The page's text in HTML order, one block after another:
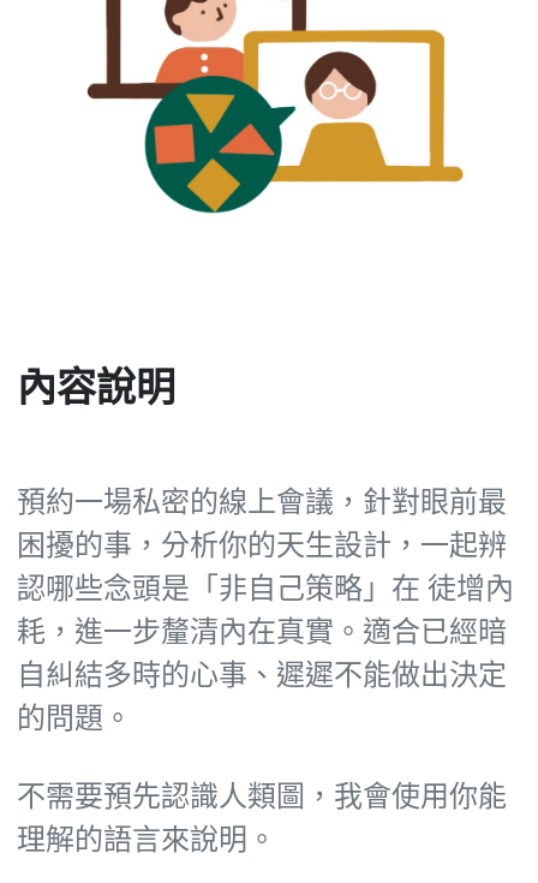
內容說明
預約一場私密的線上會議，針對眼前最
困擾的事，分析你的天生設計，一起辨
認哪些念頭是「非自己策略」在 徒增內
耗，進一步釐清內在真實。適合已經暗
自糾結多時的心事、遲遲不能做出決定
的問題。
不需要預先認識人類圖，我會使用你能
理解的語言來說明。